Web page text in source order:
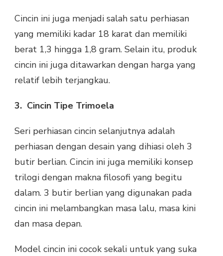
Cincin ini juga menjadi salah satu perhiasan
yang memiliki kadar 18 karat dan memiliki
berat 1,3 hingga 1,8 gram. Selain itu, produk
cincin ini juga ditawarkan dengan harga yang
relatif lebih terjangkau.
3. Cincin Tipe Trimoela
Seri perhiasan cincin selanjutnya adalah
perhiasan dengan desain yang dihiasi oleh 3
butir berlian. Cincin ini juga memiliki konsep
trilogi dengan makna filosofi yang begitu
dalam. 3 butir berlian yang digunakan pada
cincin ini melambangkan masa lalu, masa kini
dan masa depan.
Model cincin ini cocok sekali untuk yang suka